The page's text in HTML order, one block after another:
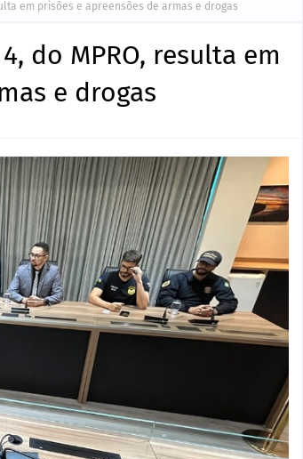
em prisões e apreensões de armas e drogas
do MPRO, resulta em
e drogas